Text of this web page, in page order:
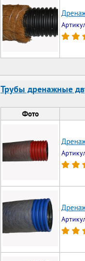
Трубы дренажные
Фото